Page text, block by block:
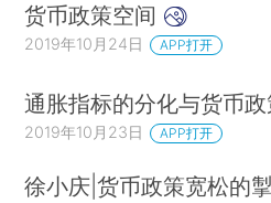
货币政策空间
2019年10月24日 APP打开
通胀指标的分化与货币
2019年10月23日 APP打开
徐小庆|货币政策宽松的